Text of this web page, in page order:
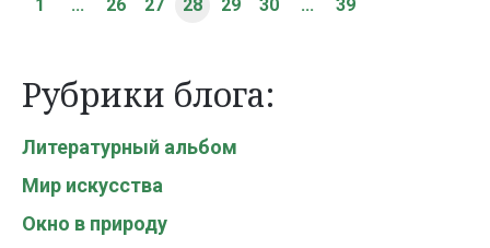
1 ... 26 27 28 29 30 ... 39
Рубрики блога:
Литературный альбом
Мир искусства
Окно в природу